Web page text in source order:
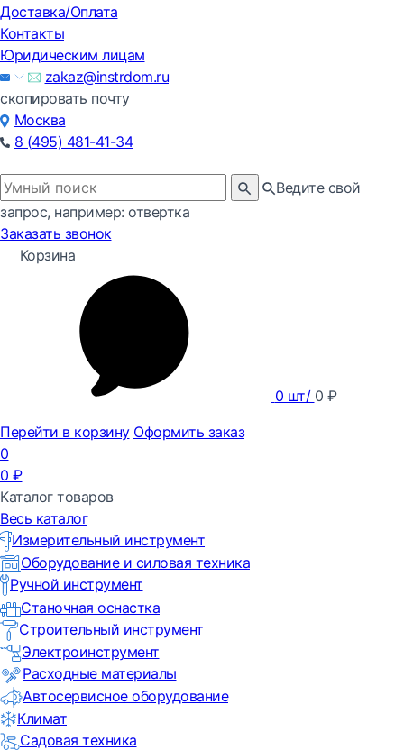
Доставка/Оплата
Контакты
Юридическим лицам
zakaz@instrdom.ru
скопировать почту
Москва
8 (495) 481-41-34
Ведите свой
запрос, например: отвертка
Заказать звонок
Корзина
0 шт/ 0 ₽
Перейти в корзину Оформить заказ
0
0 ₽
Каталог товаров
Весь каталог
Измерительный инструмент
Оборудование и силовая техника
Ручной инструмент
Станочная оснастка
Строительный инструмент
Электроинструмент
Расходные материалы
Автосервисное оборудование
Климат
Садовая техника